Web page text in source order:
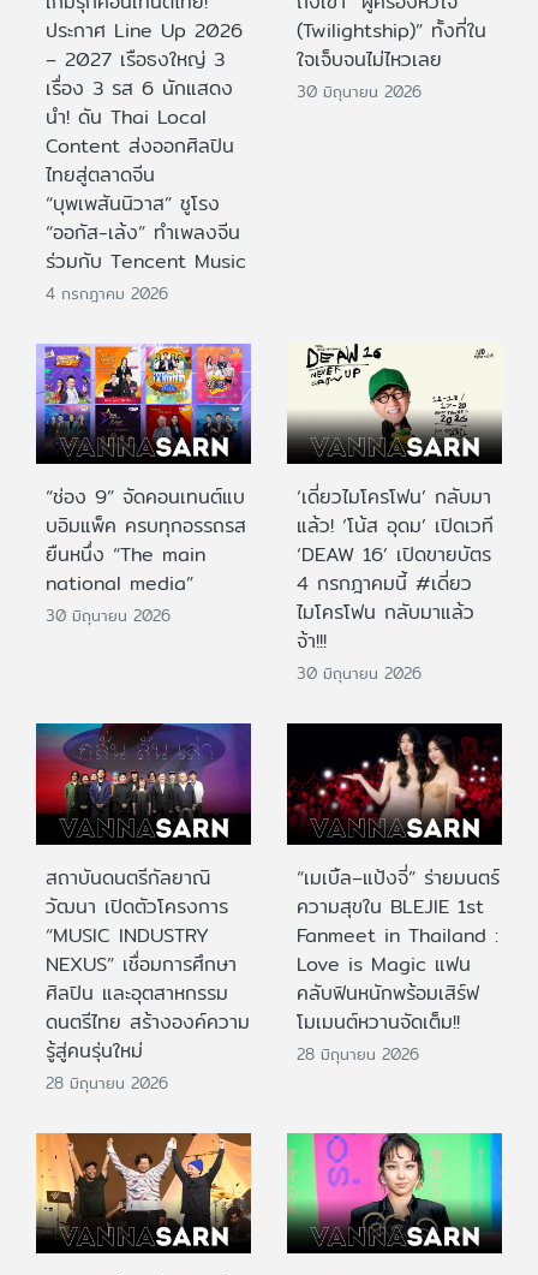
ประกาศ Line Up 2026
– 2027 เรือธงใหญ่ 3
เรื่อง 3 รส 6 นักแสดง
นำ! ดัน Thai Local
Content ส่งออกศิลปิน
ไทยสู่ตลาดจีน
“บุพเพสันนิวาส” ชูโรง
“ออกัส-เล้ง” ทำเพลงจีน
ร่วมกับ Tencent Music
4 กรกฎาคม 2026
(Twilightship)” ทั้งที่ใน
ใจเจ็บจนไม่ไหวเลย
30 มิถุนายน 2026
“ช่อง 9” จัดคอนเทนต์แบ
บอิมแพ็ค ครบทุกอรรถรส
ยืนหนึ่ง “The main
national media”
30 มิถุนายน 2026
‘เดี่ยวไมโครโฟน’ กลับมา
แล้ว! ‘โน้ส อุดม’ เปิดเวที
‘DEAW 16’ เปิดขายบัตร
4 กรกฎาคมนี้ #เดี่ยว
ไมโครโฟน กลับมาแล้ว
จ้า!!!
30 มิถุนายน 2026
สถาบันดนตรีกัลยาณิ
วัฒนา เปิดตัวโครงการ
“MUSIC INDUSTRY
NEXUS” เชื่อมการศึกษา
ศิลปิน และอุตสาหกรรม
ดนตรีไทย สร้างองค์ความ
รู้สู่คนรุ่นใหม่
28 มิถุนายน 2026
“เมเบิ้ล–แป้งจี่” ร่ายมนตร์
ความสุขใน BLEJIE 1st
Fanmeet in Thailand :
Love is Magic แฟน
คลับฟินหนักพร้อมเสิร์ฟ
โมเมนต์หวานจัดเต็ม!!
28 มิถุนายน 2026